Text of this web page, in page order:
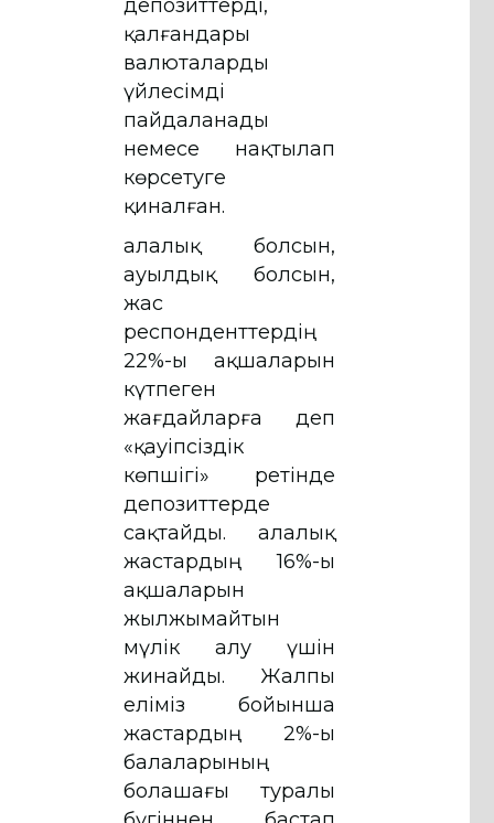
депозиттерді,
қалғандары
валюталарды
үйлесімді
пайдаланады
немесе нақтылап
көрсетуге
қиналған.
Қалалық болсын,
ауылдық болсын,
жас
респонденттердің
22%-ы ақшаларын
күтпеген
жағдайларға деп
«қауіпсіздік
көпшігі» ретінде
депозиттерде
сақтайды. Қалалық
жастардың 16%-ы
ақшаларын
жылжымайтын
мүлік алу үшін
жинайды. Жалпы
еліміз бойынша
жастардың 2%-ы
балаларының
болашағы туралы